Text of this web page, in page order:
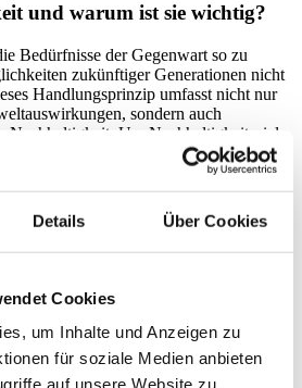
Details Über Cookies
Cookies
um Inhalte und Anzeigen zu
für soziale Medien anbieten
auf unsere Website zu
und warum ist sie wichtig?
Bedürfnisse der Gegenwart so zu
zukünftiger Generationen nicht
Handlungsprinzip umfasst nicht nur
sondern auch
Nachhaltigkeit. Um Nachhaltigkeitsziele
Maßnahmen ergreifen, wie z. B.
die Entwicklung von
und den Übergang zu einer
des CO2-Fußabdrucks sind
und die Reduzierung
von Canias ERP angebotenen
bei der Verwaltung jener Prozesse.